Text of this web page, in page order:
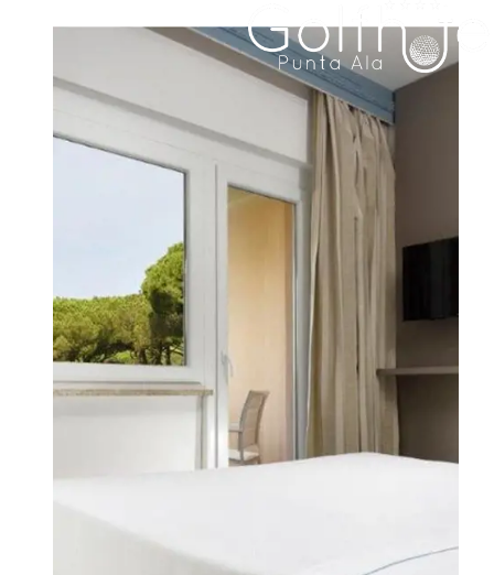
HOTEL
CAMERE E SUITE
FAMILY RESIDENCE
RISTORAZIONE
MEETING & EVENTI
MATRIMONI
DOVE SIAMO